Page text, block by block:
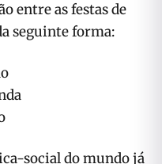
entre as festas de
seguinte forma:
social do mundo já